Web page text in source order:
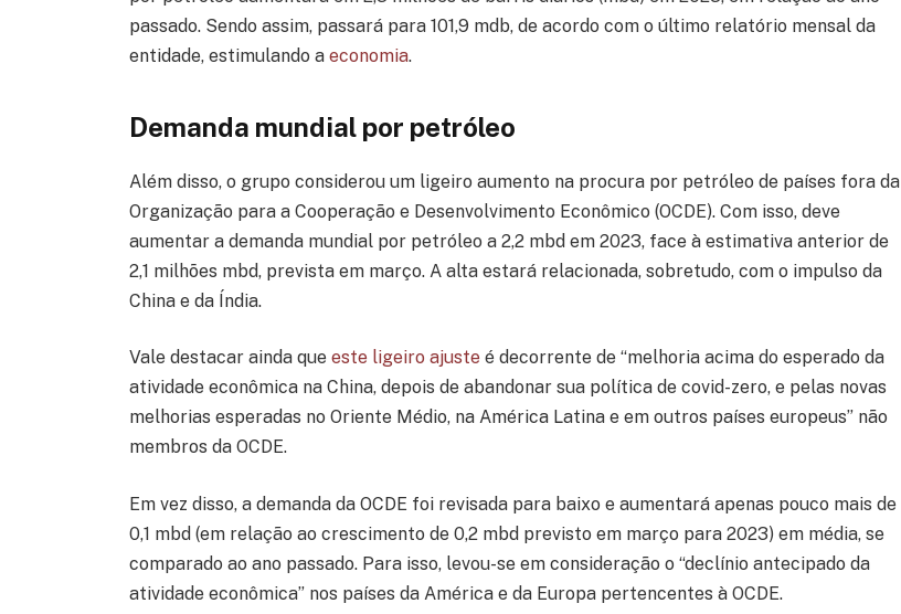
passado. Sendo assim, passará para 101,9 mdb, de acordo com o último relatório mensal da
entidade, estimulando aeconomia.
Demanda mundial por petróleo
Além disso, o grupo considerou um ligeiro aumento na procura por petróleo de países fora da
Organização para a Cooperação e Desenvolvimento Econômico (OCDE). Com isso, deve
aumentar a demanda mundial por petróleo a 2,2 mbd em 2023, face à estimativa anterior de
2,1 milhões mbd, prevista em março. A alta estará relacionada, sobretudo, com o impulso da
China e da Índia.
Vale destacar ainda que este ligeiro ajuste é decorrente de “melhoria acima do esperado da
atividade econômica na China, depois de abandonar sua política de covid-zero, e pelas novas
melhorias esperadas no Oriente Médio, na América Latina e em outros países europeus” não
membros da OCDE.
Em vez disso, a demanda da OCDE foi revisada para baixo e aumentará apenas pouco mais de
0,1 mbd (em relação ao crescimento de 0,2 mbd previsto em março para 2023) em média, se
comparado ao ano passado. Para isso, levou-se em consideração o “declínio antecipado da
atividade econômica” nos países da América e da Europa pertencentes à OCDE.